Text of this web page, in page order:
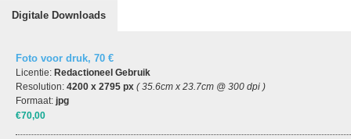
Digitale Downloads
Foto voor druk, 70 €
Licentie: Redactioneel Gebruik
Resolution: 4200 x 2795 px ( 35.6cm x 23.7cm @ 300 dpi )
Formaat: jpg
€70,00